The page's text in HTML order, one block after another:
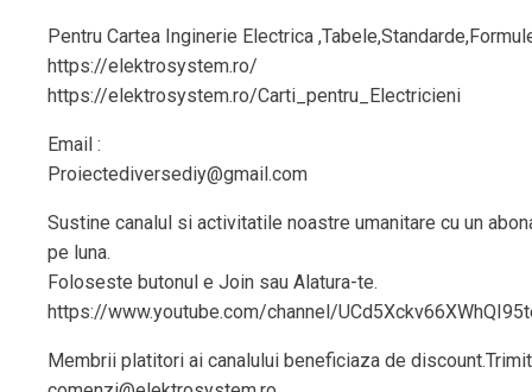
Pentru Cartea Inginerie Electrica
https://elektrosystem.ro/
https://elektrosystem.ro/Carti_pentru_Electricieni
Email :
Proiectediversediy@gmail.com
Sustine canalul si activitatile noastre umanitare cu un
pe luna.
Foloseste butonul e Join sau Alatura-te.
https://www.youtube.com/channel/
Membrii platitori ai canalului beneficiaza de